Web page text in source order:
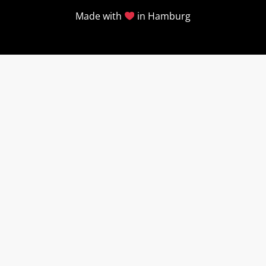
Made with in Hamburg